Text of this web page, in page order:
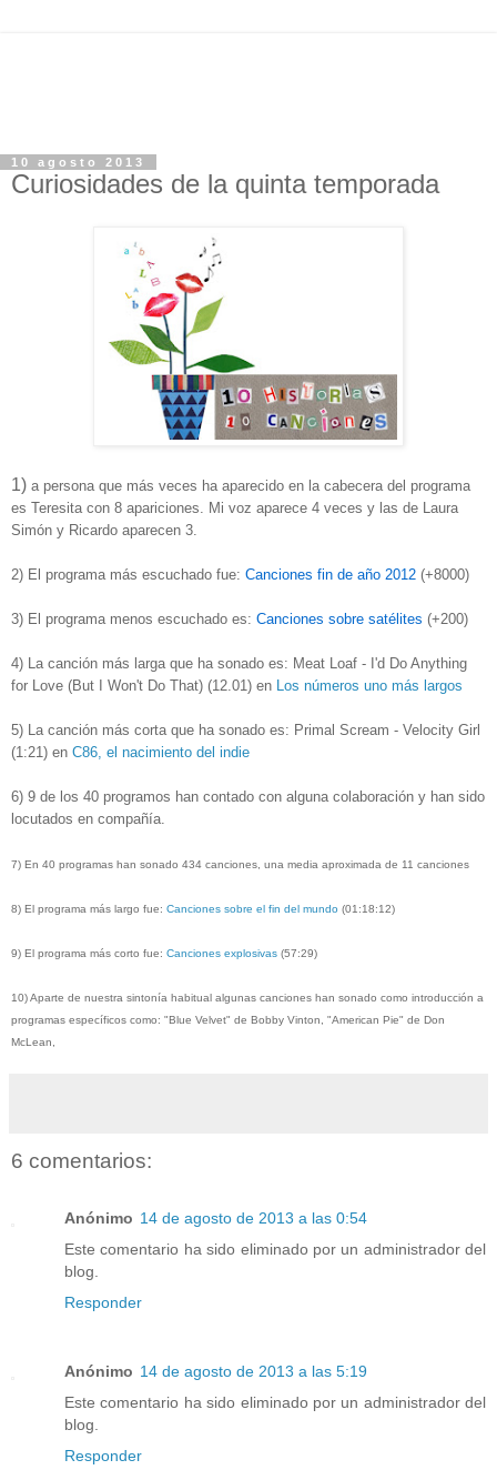
10 agosto 2013
Curiosidades de la quinta temporada
1) a persona que más veces ha aparecido en la cabecera del programa
es Teresita con 8 apariciones. Mi voz aparece 4 veces y las de Laura
Simón y Ricardo aparecen 3.
2) El programa más escuchado fue: Canciones fin de año 2012 (+8000)
3) El programa menos escuchado es: Canciones sobre satélites (+200)
4) La canción más larga que ha sonado es: Meat Loaf - I'd Do Anything
for Love (But I Won't Do That) (12.01) en
Los números uno más largos
5) La canción más corta que ha sonado es: Primal Scream - Velocity Girl
(1:21) en C86, el nacimiento del indie
6) 9 de los 40 programos han contado con alguna colaboración y han sido
locutados en compañía.
7) En 40 programas han sonado 434 canciones, una media aproximada de 11 canciones
8) El programa más largo fue: Canciones sobre el fin del mundo (01:18:12)
9) El programa más corto fue: Canciones explosivas (57:29)
10) Aparte de nuestra sintonía habitual algunas canciones han sonado como introducción a
programas específicos como: "Blue Velvet" de Bobby Vinton, "American Pie" de Don
McLean,
6 comentarios:
Anónimo 14 de agosto de 2013 a las 0:54
Este comentario ha sido eliminado por un administrador del
blog.
Responder
Anónimo 14 de agosto de 2013 a las 5:19
Este comentario ha sido eliminado por un administrador del
blog.
Responder